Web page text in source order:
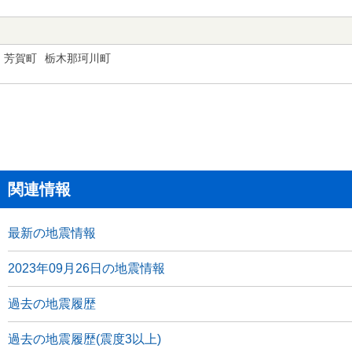
芳賀町 栃木那珂川町
関連情報
最新の地震情報
2023年09月26日の地震情報
過去の地震履歴
過去の地震履歴(震度3以上)